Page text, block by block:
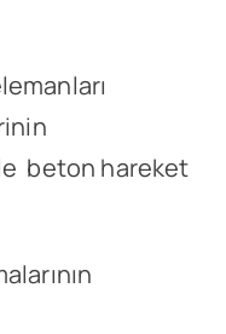
beton hareket